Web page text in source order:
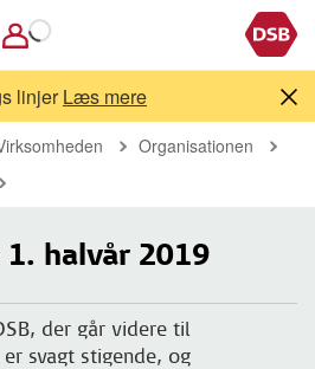
linjerLæs mere
Organisationen
halvår 2019
der går videre til
svagt stigende, og